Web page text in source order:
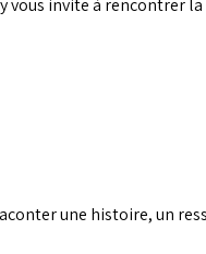
invite à rencontrer la
une histoire, un